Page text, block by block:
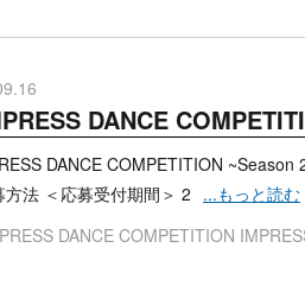
DANCE
DANCE COMPETITION
方法 ＜応募受付期間＞ 2 ...もっと読む
DANCE COMPETITION